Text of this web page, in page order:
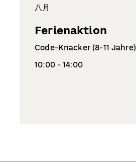
八月
Ferienaktion
Code-Knacker (8-11 Jahre)
10:00 - 14:00